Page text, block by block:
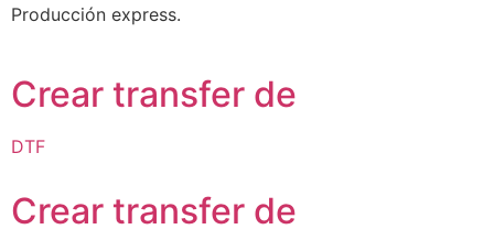
Producción express.
Crear transfer de
DTF
Crear transfer de